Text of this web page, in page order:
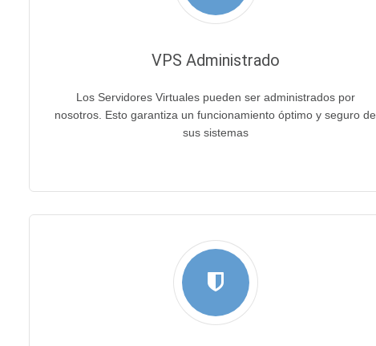
VPS Administrado
Los Servidores Virtuales pueden ser administrados por
nosotros. Esto garantiza un funcionamiento óptimo y seguro de
sus sistemas